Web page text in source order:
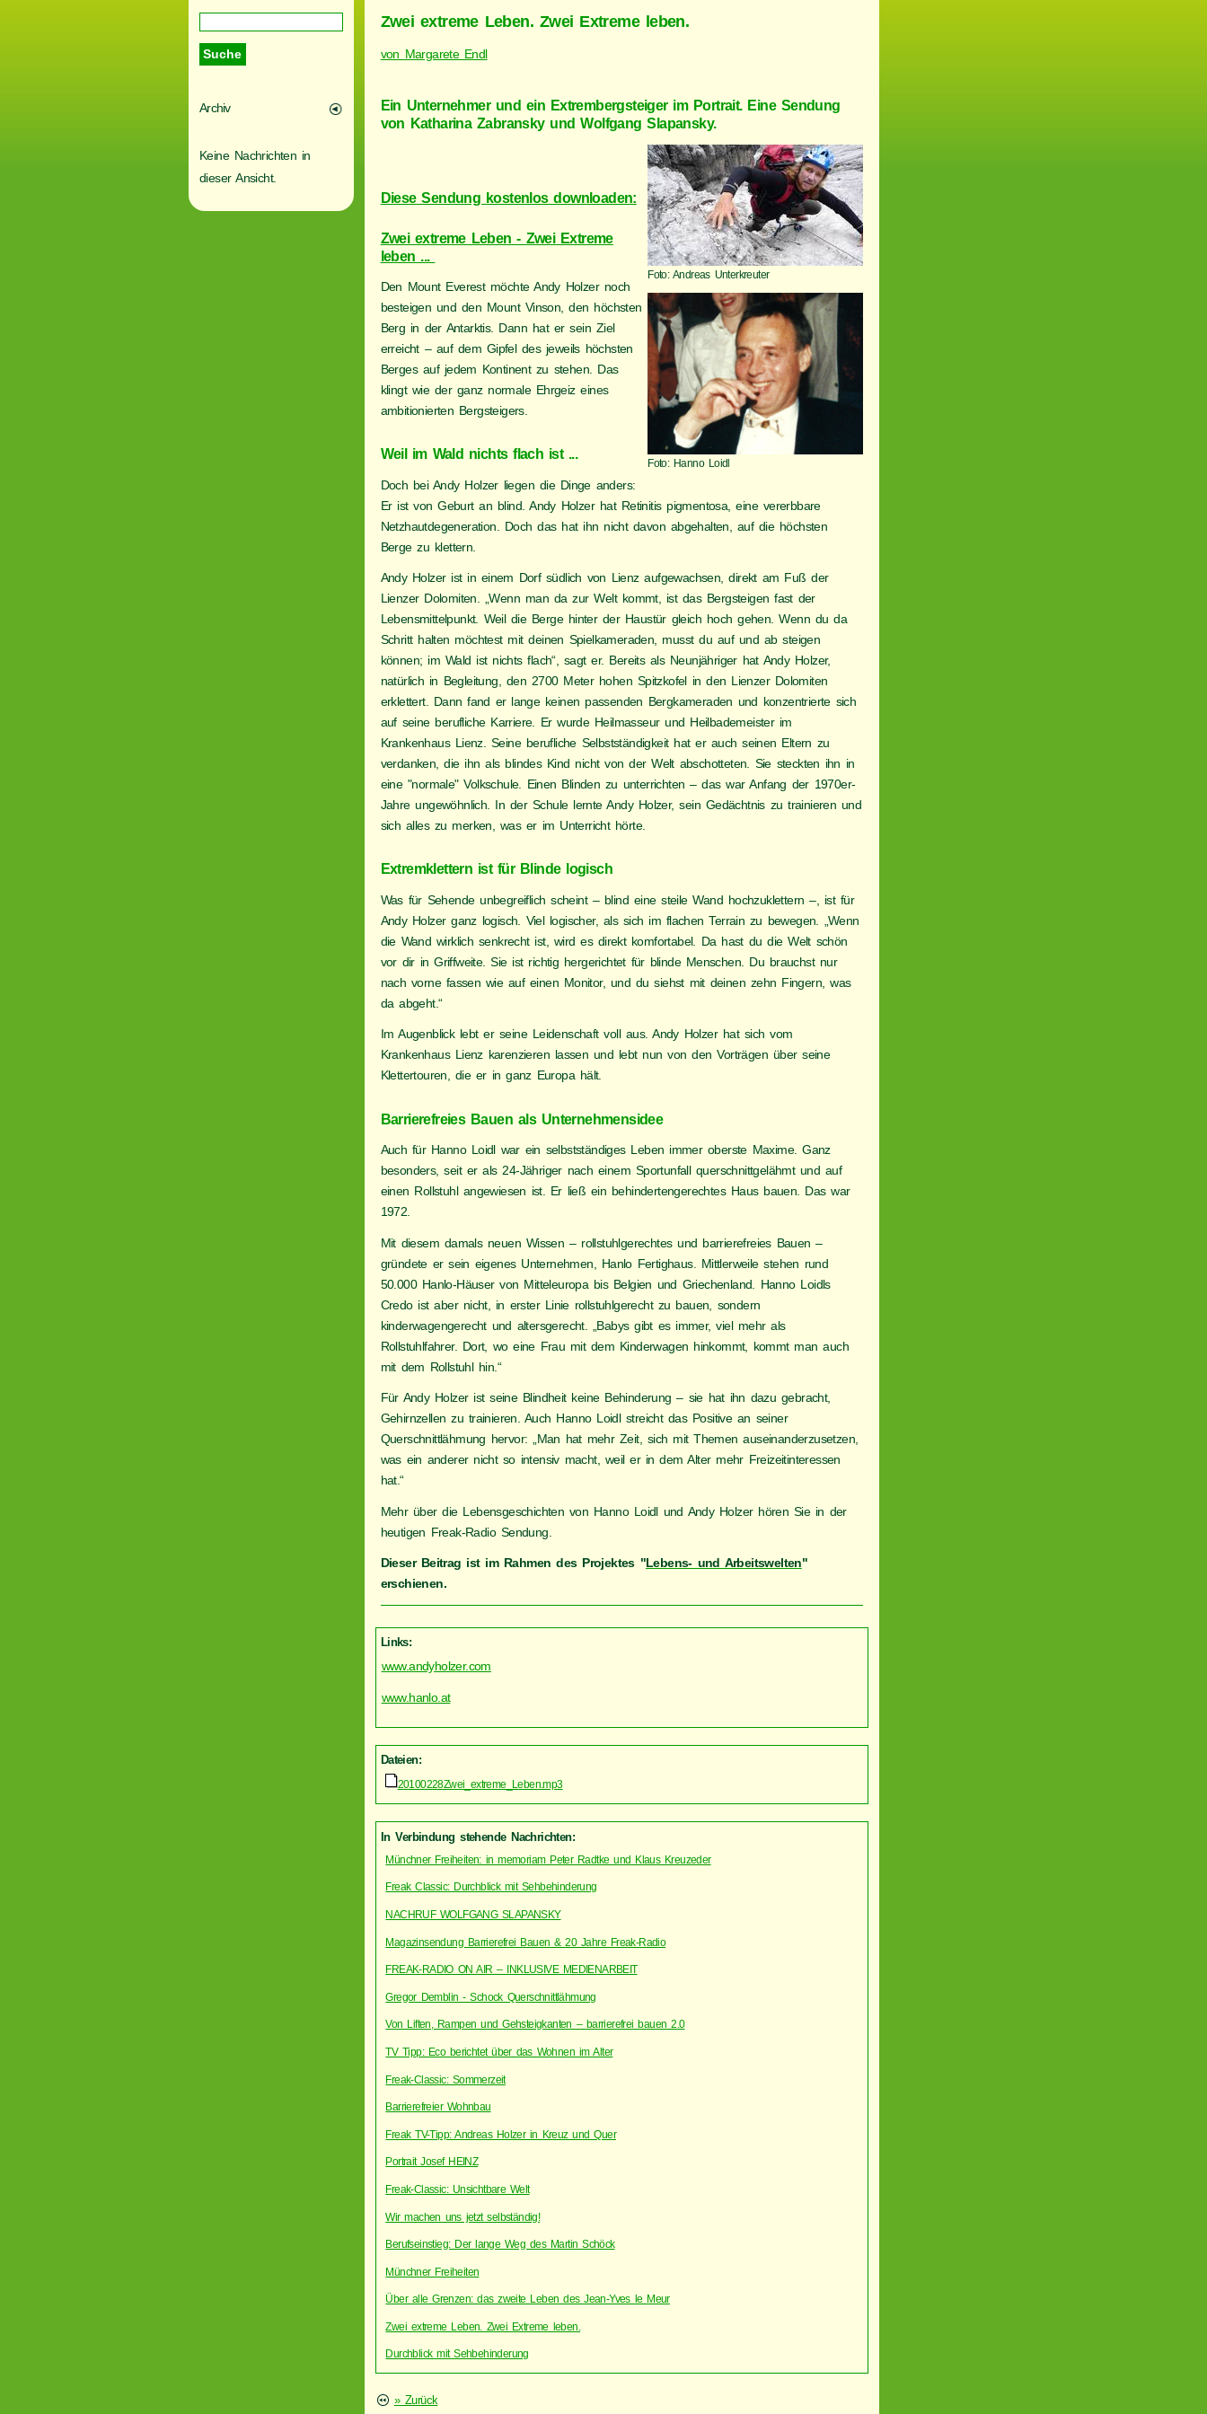
Archiv
Keine Nachrichten in
dieser Ansicht.
Zwei extreme Leben. Zwei Extreme leben.
von Margarete Endl
Ein Unternehmer und ein Extrembergsteiger im Portrait. Eine Sendung
von Katharina Zabransky und Wolfgang Slapansky.
Foto: Andreas Unterkreuter
Foto: Hanno Loidl
Diese Sendung kostenlos downloaden:
Zwei extreme Leben - Zwei Extreme
leben ...
Den Mount Everest möchte Andy Holzer noch
besteigen und den Mount Vinson, den höchsten
Berg in der Antarktis. Dann hat er sein Ziel
erreicht – auf dem Gipfel des jeweils höchsten
Berges auf jedem Kontinent zu stehen. Das
klingt wie der ganz normale Ehrgeiz eines
ambitionierten Bergsteigers.
Weil im Wald nichts flach ist ...
Doch bei Andy Holzer liegen die Dinge anders:
Er ist von Geburt an blind. Andy Holzer hat Retinitis pigmentosa, eine vererbbare
Netzhautdegeneration. Doch das hat ihn nicht davon abgehalten, auf die höchsten
Berge zu klettern.
Andy Holzer ist in einem Dorf südlich von Lienz aufgewachsen, direkt am Fuß der
Lienzer Dolomiten. „Wenn man da zur Welt kommt, ist das Bergsteigen fast der
Lebensmittelpunkt. Weil die Berge hinter der Haustür gleich hoch gehen. Wenn du da
Schritt halten möchtest mit deinen Spielkameraden, musst du auf und ab steigen
können; im Wald ist nichts flach“, sagt er. Bereits als Neunjähriger hat Andy Holzer,
natürlich in Begleitung, den 2700 Meter hohen Spitzkofel in den Lienzer Dolomiten
erklettert. Dann fand er lange keinen passenden Bergkameraden und konzentrierte sich
auf seine berufliche Karriere. Er wurde Heilmasseur und Heilbademeister im
Krankenhaus Lienz. Seine berufliche Selbstständigkeit hat er auch seinen Eltern zu
verdanken, die ihn als blindes Kind nicht von der Welt abschotteten. Sie steckten ihn in
eine "normale" Volkschule. Einen Blinden zu unterrichten – das war Anfang der 1970er-
Jahre ungewöhnlich. In der Schule lernte Andy Holzer, sein Gedächtnis zu trainieren und
sich alles zu merken, was er im Unterricht hörte.
Extremklettern ist für Blinde logisch
Was für Sehende unbegreiflich scheint – blind eine steile Wand hochzuklettern –, ist für
Andy Holzer ganz logisch. Viel logischer, als sich im flachen Terrain zu bewegen. „Wenn
die Wand wirklich senkrecht ist, wird es direkt komfortabel. Da hast du die Welt schön
vor dir in Griffweite. Sie ist richtig hergerichtet für blinde Menschen. Du brauchst nur
nach vorne fassen wie auf einen Monitor, und du siehst mit deinen zehn Fingern, was
da abgeht.“
Im Augenblick lebt er seine Leidenschaft voll aus. Andy Holzer hat sich vom
Krankenhaus Lienz karenzieren lassen und lebt nun von den Vorträgen über seine
Klettertouren, die er in ganz Europa hält.
Barrierefreies Bauen als Unternehmensidee
Auch für Hanno Loidl war ein selbstständiges Leben immer oberste Maxime. Ganz
besonders, seit er als 24-Jähriger nach einem Sportunfall querschnittgelähmt und auf
einen Rollstuhl angewiesen ist. Er ließ ein behindertengerechtes Haus bauen. Das war
1972.
Mit diesem damals neuen Wissen – rollstuhlgerechtes und barrierefreies Bauen –
gründete er sein eigenes Unternehmen, Hanlo Fertighaus. Mittlerweile stehen rund
50.000 Hanlo-Häuser von Mitteleuropa bis Belgien und Griechenland. Hanno Loidls
Credo ist aber nicht, in erster Linie rollstuhlgerecht zu bauen, sondern
kinderwagengerecht und altersgerecht. „Babys gibt es immer, viel mehr als
Rollstuhlfahrer. Dort, wo eine Frau mit dem Kinderwagen hinkommt, kommt man auch
mit dem Rollstuhl hin.“
Für Andy Holzer ist seine Blindheit keine Behinderung – sie hat ihn dazu gebracht,
Gehirnzellen zu trainieren. Auch Hanno Loidl streicht das Positive an seiner
Querschnittlähmung hervor: „Man hat mehr Zeit, sich mit Themen auseinanderzusetzen,
was ein anderer nicht so intensiv macht, weil er in dem Alter mehr Freizeitinteressen
hat.“
Mehr über die Lebensgeschichten von Hanno Loidl und Andy Holzer hören Sie in der
heutigen Freak-Radio Sendung.
Dieser Beitrag ist im Rahmen des Projektes "Lebens- und Arbeitswelten"
erschienen.
Links:
www.andyholzer.com
www.hanlo.at
Dateien:
20100228Zwei_extreme_Leben.mp3
In Verbindung stehende Nachrichten:
Münchner Freiheiten: in memoriam Peter Radtke und Klaus Kreuzeder
Freak Classic: Durchblick mit Sehbehinderung
NACHRUF WOLFGANG SLAPANSKY
Magazinsendung Barrierefrei Bauen & 20 Jahre Freak-Radio
FREAK-RADIO ON AIR – INKLUSIVE MEDIENARBEIT
Gregor Demblin - Schock Querschnittlähmung
Von Liften, Rampen und Gehsteigkanten – barrierefrei bauen 2.0
TV Tipp: Eco berichtet über das Wohnen im Alter
Freak-Classic: Sommerzeit
Barrierefreier Wohnbau
Freak TV-Tipp: Andreas Holzer in Kreuz und Quer
Portrait Josef HEINZ
Freak-Classic: Unsichtbare Welt
Wir machen uns jetzt selbständig!
Berufseinstieg: Der lange Weg des Martin Schöck
Münchner Freiheiten
Über alle Grenzen: das zweite Leben des Jean-Yves le Meur
Zwei extreme Leben. Zwei Extreme leben.
Durchblick mit Sehbehinderung
» Zurück